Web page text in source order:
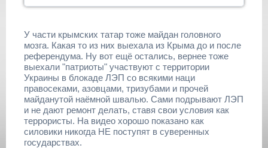
У части крымских татар тоже майдан головного
мозга. Какая то из них выехала из Крыма до и после
референдума. Ну вот ещё остались, вернее тоже
выехали "патриоты" участвуют с территории
Украины в блокаде ЛЭП со всякими наци
правосеками, азовцами, тризубами и прочей
майданутой наёмной швалью. Сами подрывают ЛЭП
и не дают ремонт делать, ставя свои условия как
террористы. На видео хорошо показано как
силовики никогда НЕ поступят в суверенных
государствах.